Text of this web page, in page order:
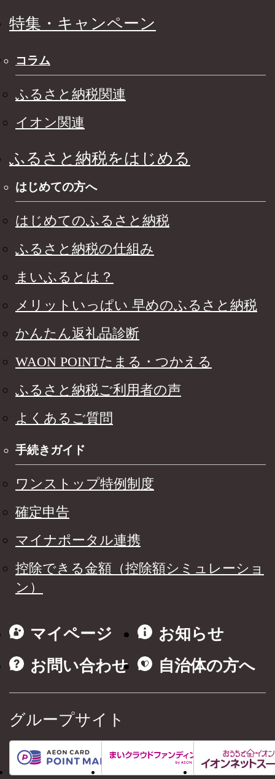
特集・キャンペーン
コラム
ふるさと納税関連
イオン関連
ふるさと納税をはじめる
はじめての方へ
はじめてのふるさと納税
ふるさと納税の仕組み
まいふるとは？
メリットいっぱい 早めのふるさと納税
かんたん返礼品診断
WAON POINTたまる・つかえる
ふるさと納税ご利用者の声
よくあるご質問
手続きガイド
ワンストップ特例制度
確定申告
マイナポータル連携
控除できる金額（控除額シミュレーショ
ン）
マイページ
お知らせ
お問い合わせ
自治体の方へ
グループサイト